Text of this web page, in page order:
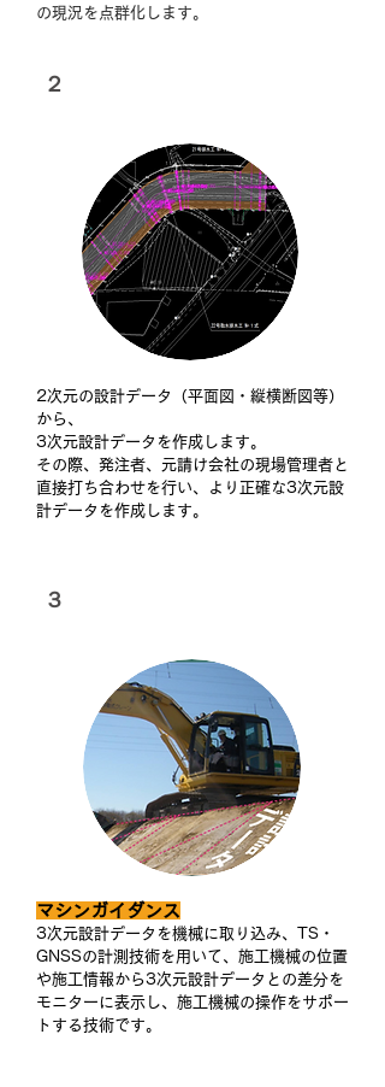
の現況を点群化します。
​２
2次元の設計データ（平面図・縦横断図等）
から、
3次元設計データを作成します。
その際、発注者、元請け会社の現場管理者と
直接打ち合わせを行い、より正確な3次元設
計データを作成します。
３
マシンガイダンス
​3次元設計データを機械に取り込み、TS・
GNSSの計測技術を用いて、施工機械の位置
や施工情報から3次元設計データとの差分を
モニターに表示し、施工機械の操作をサポー
トする技術です。